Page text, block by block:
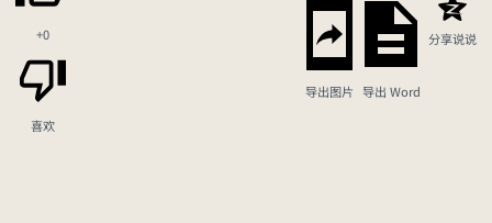
+0
喜欢
导出图片 导出 Word
分享说说